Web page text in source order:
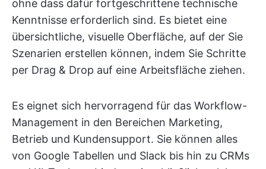
ohne dass dafür fortgeschrittene technische
Kenntnisse erforderlich sind. Es bietet eine
übersichtliche, visuelle Oberfläche, auf der Sie
Szenarien erstellen können, indem Sie Schritte
per Drag & Drop auf eine Arbeitsfläche ziehen.
Es eignet sich hervorragend für das Workflow-
Management in den Bereichen Marketing,
Betrieb und Kundensupport. Sie können alles
von Google Tabellen und Slack bis hin zu CRMs